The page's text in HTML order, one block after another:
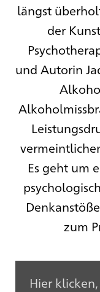
längst
der
und Autorin
Es geht um
zum
Hier